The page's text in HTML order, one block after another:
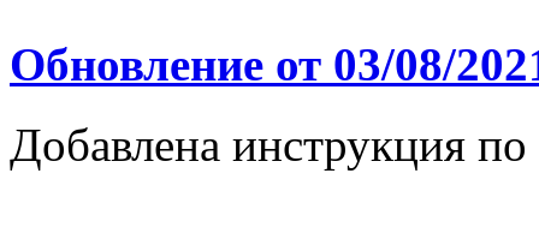
Обновление от 03/08/
Добавлена инструкция